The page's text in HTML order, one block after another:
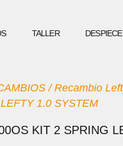
TALLER
/Recambio
1.0 SYSTEM
KIT 2 SPRING